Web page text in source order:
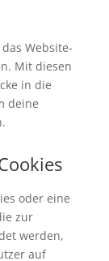
Website-
Mit diesen
in die
deine
oder eine
zur
werden,
auf